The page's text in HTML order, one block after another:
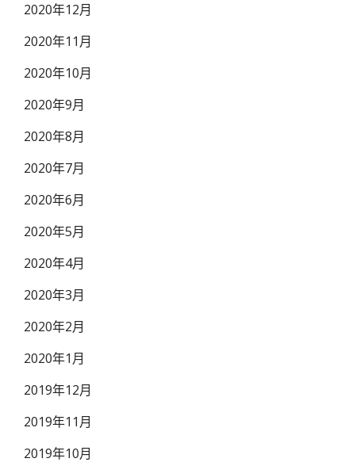
2020年12月
2020年11月
2020年10月
2020年9月
2020年8月
2020年7月
2020年6月
2020年5月
2020年4月
2020年3月
2020年2月
2020年1月
2019年12月
2019年11月
2019年10月